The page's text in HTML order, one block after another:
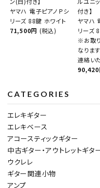
ヤマハ 電子ピアノ Pシ
リーズ 88鍵 ホワイト
71,500円 (税込)
付き】
ヤマハ
リーズ
※お取
なりま
連絡い
90,420
CATEGORIES
エレキギター
エレキベース
アコースティックギター
中古ギター・アウトレットギタ
ウクレレ
ギター関連小物
アンプ